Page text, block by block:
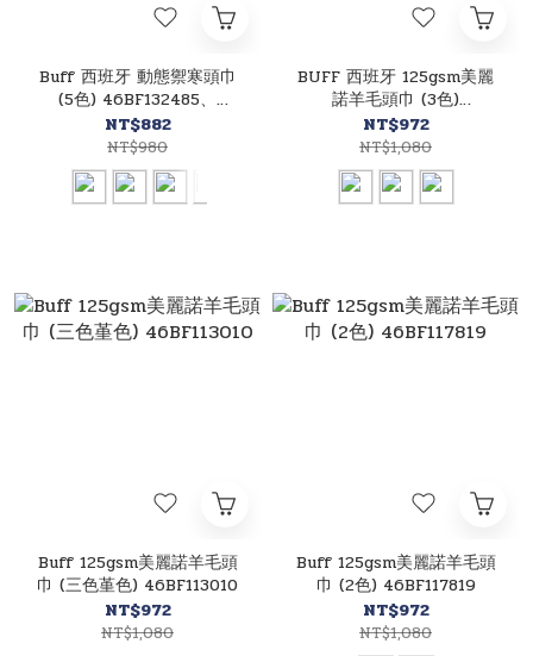
Buff 西班牙 動態禦寒頭巾
(5色) 46BF132485、
4522、4525、6845、6849
NT$882
NT$980
BUFF 西班牙 125gsm美麗
諾羊毛頭巾 (3色)
46BF113010
NT$972
NT$1,080
Buff 125gsm美麗諾羊毛頭
巾 (三色堇色) 46BF113010
NT$972
NT$1,080
Buff 125gsm美麗諾羊毛頭
巾 (2色) 46BF117819
NT$972
NT$1,080